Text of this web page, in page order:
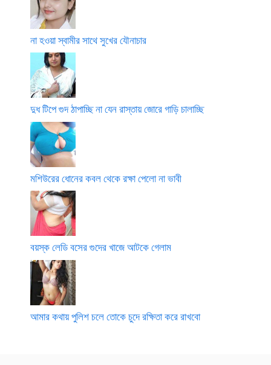
না হওয়া স্বামীর সাথে সুখের যৌনাচার
দুধ টিপে গুদ ঠাপাচ্ছি না যেন রাস্তায় জোরে গাড়ি চালাচ্ছি
মশিউরের ধোনের কবল থেকে রক্ষা পেলো না ভাবী
বয়স্ক লেডি বসের গুদের খাজে আটকে গেলাম
আমার কথায় পুলিশ চলে তোকে চুদে রক্ষিতা করে রাখবো